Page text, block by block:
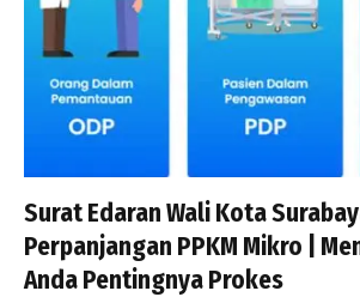
Surat Edaran Wali Kota
Perpanjangan PPKM Mikro |
Anda Pentingnya Prokes